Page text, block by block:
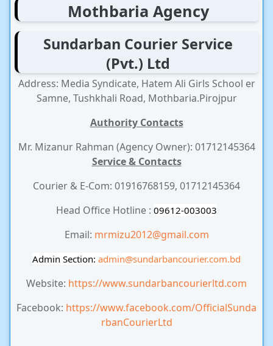
Mothbaria Agency
Sundarban Courier Service
(Pvt.) Ltd
Address: Media Syndicate, Hatem Ali Girls School er
Samne, Tushkhali Road, Mothbaria.Pirojpur
Authority Contacts
Mr. Mizanur Rahman (Agency Owner): 01712145364
Service & Contacts
Courier & E-Com: 01916768159, 01712145364
Head Office Hotline : 09612-003003
Email: mrmizu2012@gmail.com
Admin Section: admin@sundarbancourier.com.bd
Website: https://www.sundarbancourierltd.com
Facebook: https://www.facebook.com/OfficialSunda
rbanCourierLtd